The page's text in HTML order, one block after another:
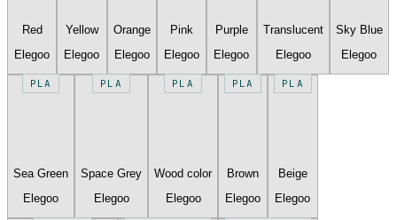
Red
Elegoo
Yellow
Elegoo
Orange
Elegoo
Pink
Elegoo
Purple
Elegoo
Translucent
Elegoo
Sky Blue
Elegoo
PLA
Sea Green
Elegoo
PLA
Space Grey
Elegoo
PLA
Wood color
Elegoo
PLA
Brown
Elegoo
PLA
Beige
Elegoo